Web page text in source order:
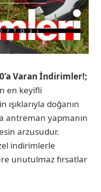
Varan İndirimler!;
en keyifli
doğanın
antreman yapmanın
arzusudur.
indirimlerle
unutulmaz fırsatlar